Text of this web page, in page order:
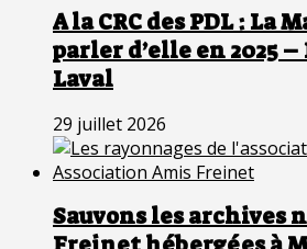
A la CRC des PDL : La
parler d’elle en 2025
Laval
29 juillet 2026
Sauvons les archives